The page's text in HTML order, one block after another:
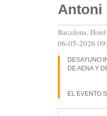
Antoni
Barcelona,
06-05-2026
DESAYUNO
DE AENA Y
EL EVENTO